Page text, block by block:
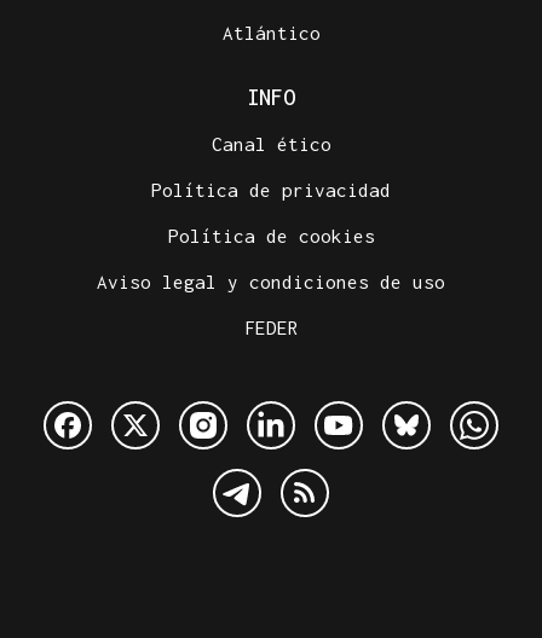
Atlántico
INFO
Canal ético
Política de privacidad
Política de cookies
Aviso legal y condiciones de uso
FEDER